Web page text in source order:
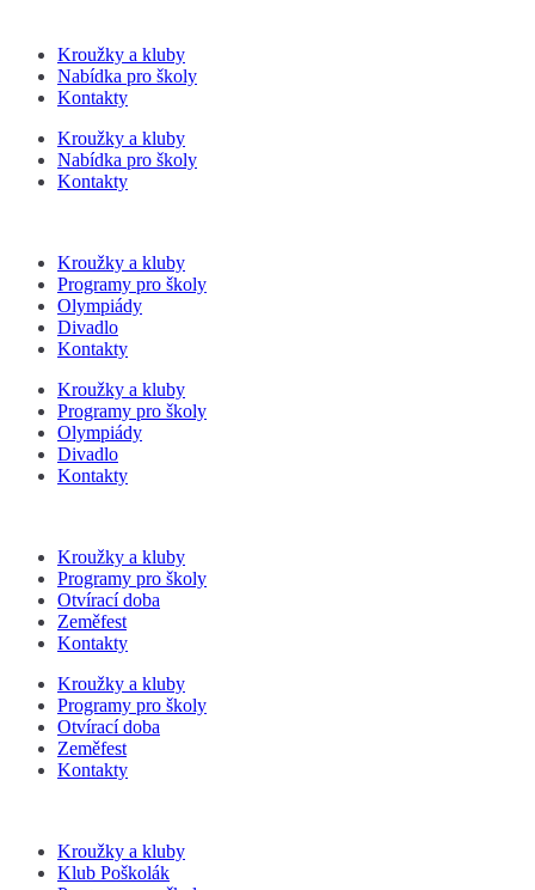
Kroužky a kluby
Nabídka pro školy
Kontakty
Kroužky a kluby
Nabídka pro školy
Kontakty
Kroužky a kluby
Programy pro školy
Olympiády
Divadlo
Kontakty
Kroužky a kluby
Programy pro školy
Olympiády
Divadlo
Kontakty
Kroužky a kluby
Programy pro školy
Otvírací doba
Zeměfest
Kontakty
Kroužky a kluby
Programy pro školy
Otvírací doba
Zeměfest
Kontakty
Kroužky a kluby
Klub Poškolák